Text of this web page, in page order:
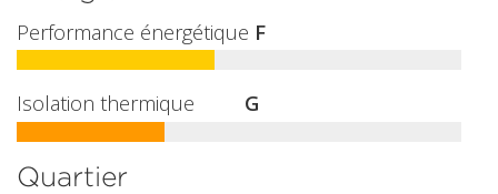
Performance énergétique F
Isolation thermique G
Quartier